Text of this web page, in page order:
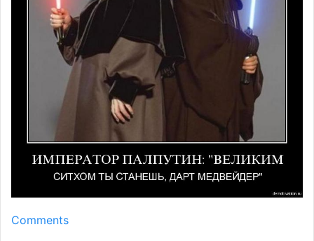
Comments